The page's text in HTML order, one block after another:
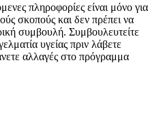
πληροφορίες είναι μόνο για
σκοπούς και δεν πρέπει να
συμβουλή. Συμβουλευτείτε
υγείας πριν λάβετε
αλλαγές στο πρόγραμμα